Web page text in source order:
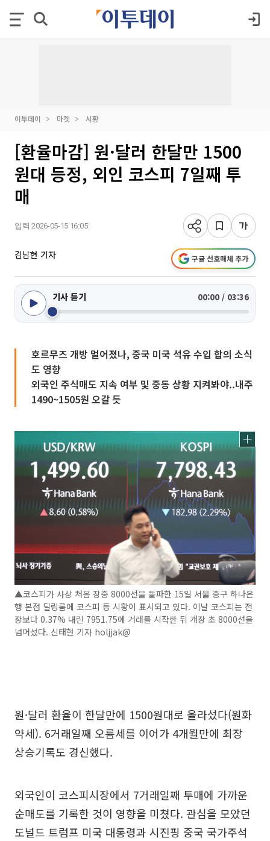
이투데이 마켓 시황
[환율마감] 원·달러 한달만 1500
원대 등정, 외인 코스피 7일째 투
매
입력 2026-05-15 16:05
김남현 기자 구글 선호매체 추가
기사 듣기 00:00 / 03:36
호르무즈 개방 멀어졌나, 중국 미국 석유 수입 합의 소식
도 영향
외국인 주식매도 지속 여부 및 중동 상황 지켜봐야..내주
1490~1505원 오갈 듯
▲코스피가 사상 처음 장중 8000선을 돌파한 15일 서울 중구 하나은
행 본점 딜링룸에 코스피 등 시황이 표시되고 있다. 이날 코스피는 전
장보다 0.37% 내린 7951.75에 거래를 시작한 뒤 개장 초 8000선을
넘어섰다. 신태현 기자 holjjak@
원·달러 환율이 한달만에 1500원대로 올라섰다(원화
약세). 6거래일째 오름세를 이어가 4개월만에 최장
상승기록도 경신했다.
외국인이 코스피시장에서 7거래일째 투매에 가까운
순매도를 기록한 것이 영향을 미쳤다. 관심을 모았던
도널드 트럼프 미국 대통령과 시진핑 중국 국가주석